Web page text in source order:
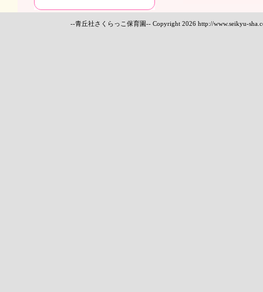
--青丘社さくらっこ保育園-- Copyright 2026 http://www.seikyu-